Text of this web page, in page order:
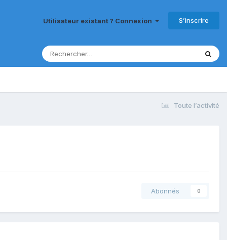
Utilisateur existant ? Connexion S’inscrire
Toute l’activité
Abonnés 0